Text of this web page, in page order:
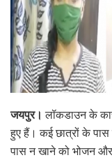
जयपुर। लॉकडाउन के
हुए हैं। कई छात्रों के
पास न खाने को भोजन